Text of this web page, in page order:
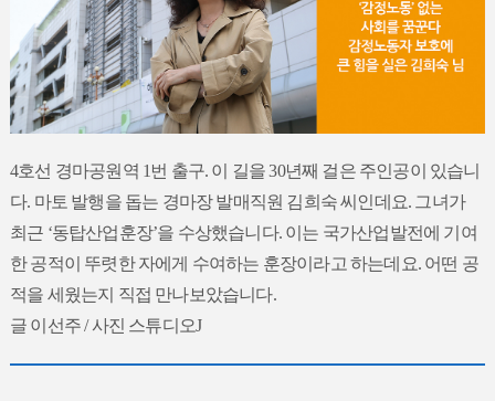
4호선 경마공원역 1번 출구. 이 길을 30년째 걸은 주인공이 있습니
다. 마토 발행을 돕는 경마장 발매직원 김희숙 씨인데요. 그녀가
최근 ‘동탑산업훈장’을 수상했습니다. 이는 국가산업발전에 기여
한 공적이 뚜렷한 자에게 수여하는 훈장이라고 하는데요. 어떤 공
적을 세웠는지 직접 만나보았습니다.
글 이선주 / 사진 스튜디오J